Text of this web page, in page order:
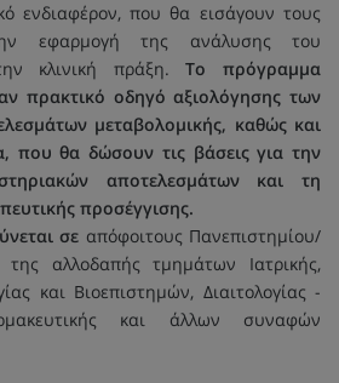
ενδιαφέρον, που θα εισάγουν τους
εφαρμογή της ανάλυσης του
κλινική πράξη.Το πρόγραμμα
πρακτικό οδηγό αξιολόγησης των
μεταβολομικής, καθώς και
που θα δώσουν τις βάσεις για την
αποτελεσμάτων και τη
προσέγγισης.
σε απόφοιτους Πανεπιστημίου/
αλλοδαπής τμημάτων Ιατρικής,
και Βιοεπιστημών, Διαιτολογίας -
και άλλων συναφών